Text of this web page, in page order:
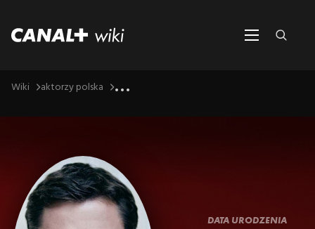
Wiki aktorzy polska ...
DATA URODZENIA